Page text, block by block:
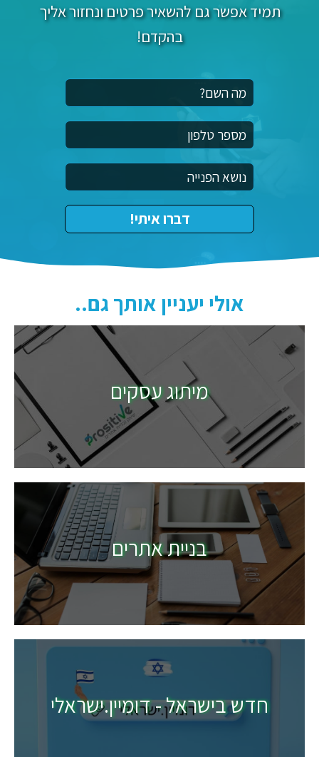
תמיד אפשר גם להשאיר פרטים ונחזור אליך
בהקדם!
אולי יעניין אותך גם..
מיתוג עסקים
בניית אתרים
חדש בישראל - דומיין.ישראלי